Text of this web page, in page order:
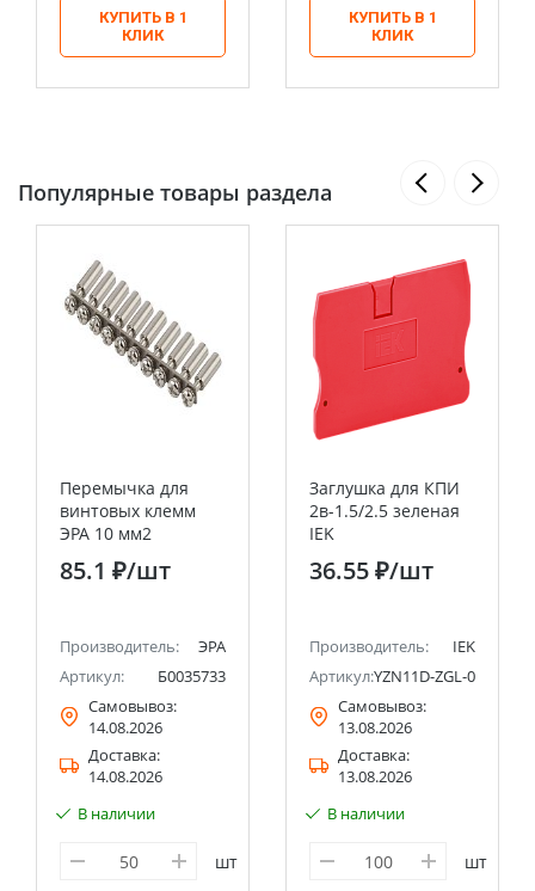
КУПИТЬ В 1
КЛИК
КУПИТЬ В 1
КЛИК
Популярные товары раздела
Перемычка для
винтовых клемм
ЭРА 10 мм2
85.1 ₽/шт
Производитель:
ЭРА
Артикул:
Б0035733
Самовывоз:
14.08.2026
Доставка:
14.08.2026
В наличии
шт
Заглушка для КПИ
2в-1.5/2.5 зеленая
IEK
36.55 ₽/шт
Производитель:
IEK
Артикул:YZN11D-ZGL-002-K04
Самовывоз:
13.08.2026
Доставка:
13.08.2026
В наличии
шт